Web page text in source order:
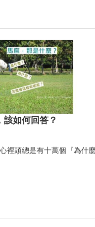
該如何回答？
裡頭總是有十萬個『為什